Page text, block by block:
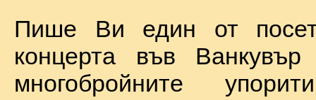
Пише Ви един от
концерта във
многобройните